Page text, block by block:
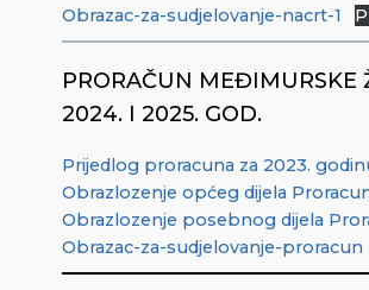
Obrazac-za-sudjelovanje-nacrt-1
PRORAČUN MEĐIMURSKE
2024. I 2025. GOD.
Prijedlog proracuna za 2023.
Obrazlozenje općeg dijela
Obrazlozenje posebnog dijela
Obrazac-za-sudjelovanje-proracun